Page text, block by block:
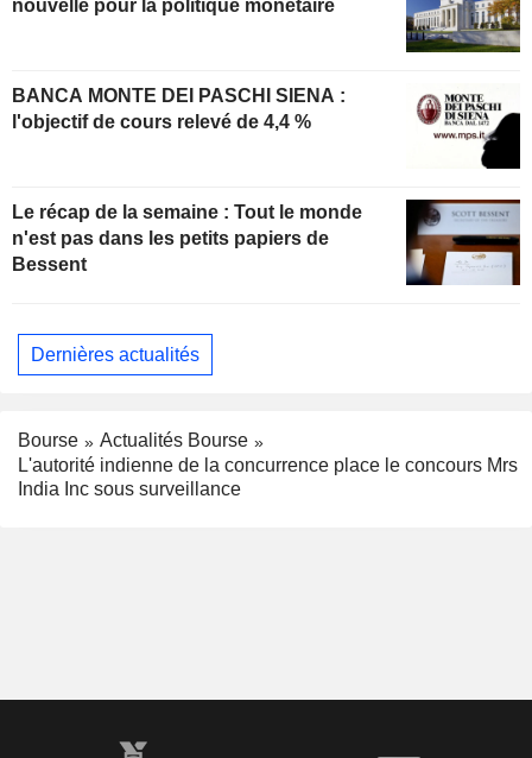
nouvelle pour la politique monétaire
BANCA MONTE DEI PASCHI SIENA :
l'objectif de cours relevé de 4,4 %
Le récap de la semaine : Tout le monde
n'est pas dans les petits papiers de
Bessent
Dernières actualités
Bourse
Actualités Bourse
L'autorité indienne de la concurrence place le concours Mrs
India Inc sous surveillance